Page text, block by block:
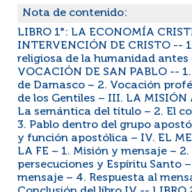
Nota de contenido:
LIBRO 1°: LA ECONOMÍA
INTERVENCIÓN DE CRISTO --
religiosa de la humanidad antes
VOCACIÓN DE SAN PABLO --
de Damasco – 2. Vocación
de los Gentiles – III. LA MISIÓN
La semántica del título – 2. El
3. Pablo dentro del grupo
y función apostólica – IV. EL
LA FE – 1. Misión y mensaje –
persecuciones y Espíritu Santo
mensaje – 4. Respuesta al